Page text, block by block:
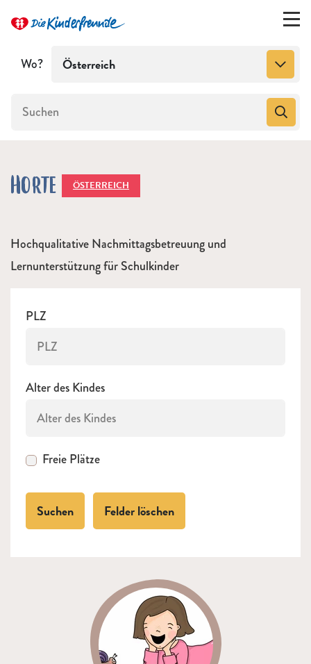
Wo? Österreich
HORTE ÖSTERREICH
Hochqualitative Nachmittagsbetreuung und
Lernunterstützung für Schulkinder
PLZ
Alter des Kindes
Freie Plätze
Suchen Felder löschen